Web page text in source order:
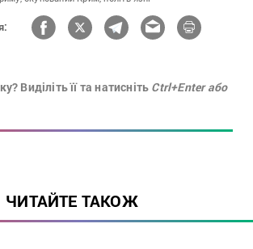
Виділіть її та натисніть Ctrl+Enter або
ЧИТАЙТЕ ТАКОЖ